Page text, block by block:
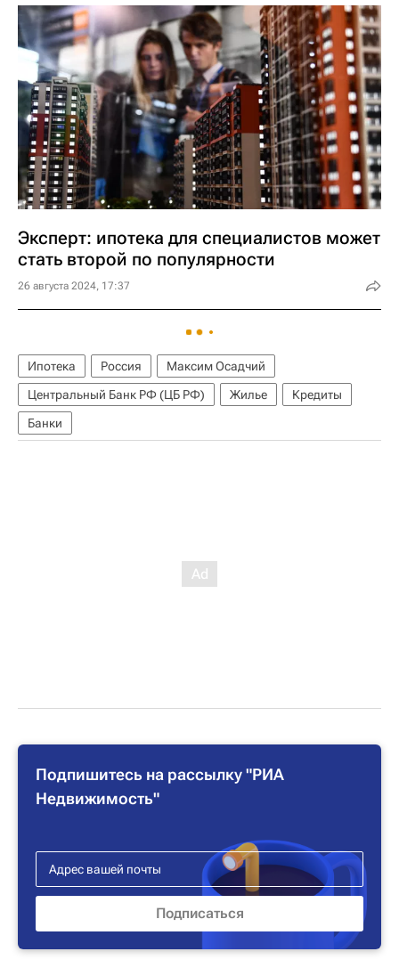
Эксперт: ипотека для специалистов может
стать второй по популярности
26 августа 2024, 17:37
Ипотека Россия
Максим Осадчий
Центральный Банк РФ (ЦБ РФ)
Жилье
Кредиты
Банки
Подпишитесь на рассылку "РИА
Недвижимость"